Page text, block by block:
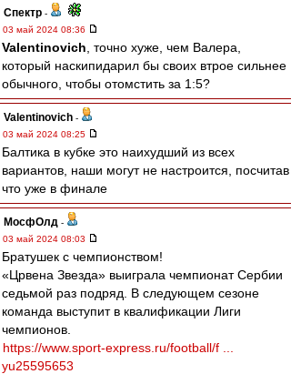
Спектр -
03 май 2024 08:36
Valentinovich , точно хуже, чем Валера,
который наскипидарил бы своих втрое сильнее
обычного, чтобы отомстить за 1:5?
Valentinovich -
03 май 2024 08:25
Балтика в кубке это наихудший из всех
вариантов, наши могут не настроится, посчитав
что уже в финале
МосфОлд -
03 май 2024 08:03
Братушек с чемпионством!
«Црвена Звезда» выиграла чемпионат Сербии
седьмой раз подряд. В следующем сезоне
команда выступит в квалификации Лиги
чемпионов.
https://www.sport-express.ru/football/f ...
yu25595653